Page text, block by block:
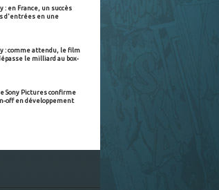
: en France, un succès
d'entrées en une
: comme attendu, le film
le milliard au box-
Sony Pictures confirme
off en développement